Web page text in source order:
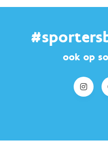
ook op